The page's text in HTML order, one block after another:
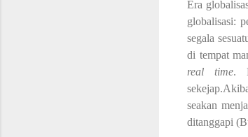
Era
globalisasi:
segala
di tempat
real time.
sekejap
seakan
ditanggapi